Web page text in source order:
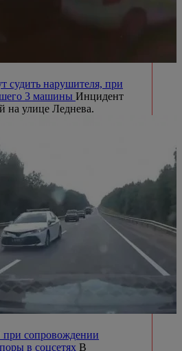
судить нарушителя, при
3 машины Инцидент
на улице Леднева.
сопровождении
в соцсетях В